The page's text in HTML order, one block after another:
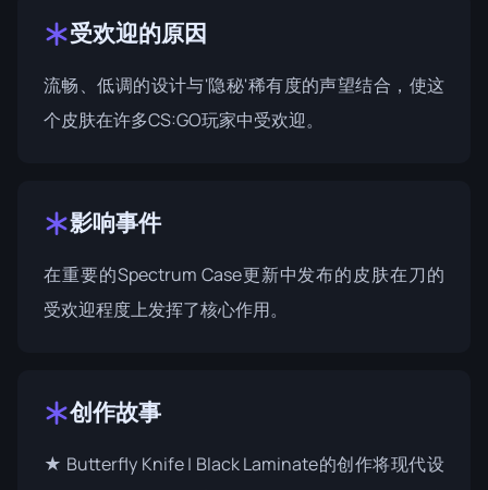
受欢迎的原因
流畅、低调的设计与'隐秘'稀有度的声望结合，使这
个皮肤在许多CS:GO玩家中受欢迎。
影响事件
在重要的Spectrum Case更新中发布的皮肤在刀的
受欢迎程度上发挥了核心作用。
创作故事
★ Butterfly Knife | Black Laminate的创作将现代设